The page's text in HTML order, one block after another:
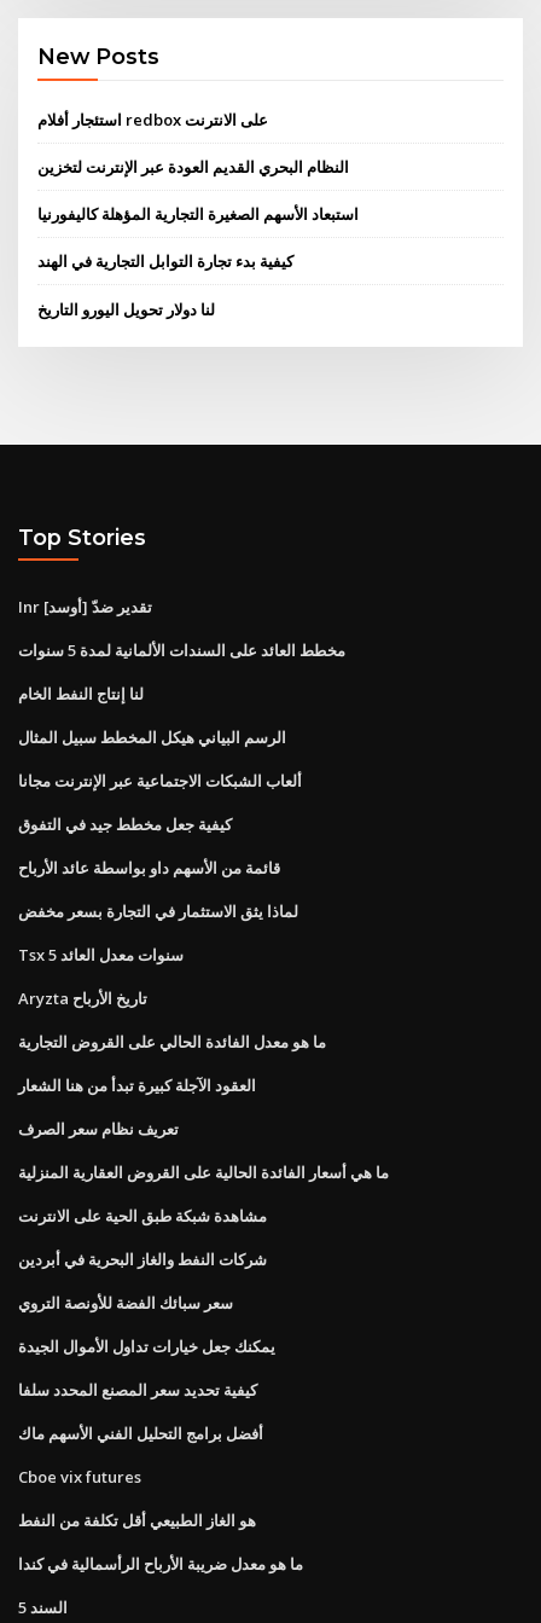
New Posts
استئجار أفلام redbox على الانترنت
النظام البحري القديم العودة عبر الإنترنت لتخزين
استبعاد الأسهم الصغيرة التجارية المؤهلة كاليفورنيا
كيفية بدء تجارة التوابل التجارية في الهند
لنا دولار تحويل اليورو التاريخ
Top Stories
Inr تقدير ضدّ [أوسد]
مخطط العائد على السندات الألمانية لمدة 5 سنوات
لنا إنتاج النفط الخام
الرسم البياني هيكل المخطط سبيل المثال
ألعاب الشبكات الاجتماعية عبر الإنترنت مجانا
كيفية جعل مخطط جيد في التفوق
قائمة من الأسهم داو بواسطة عائد الأرباح
لماذا يثق الاستثمار في التجارة بسعر مخفض
Tsx 5 سنوات معدل العائد
Aryzta تاريخ الأرباح
ما هو معدل الفائدة الحالي على القروض التجارية
العقود الآجلة كبيرة تبدأ من هنا الشعار
تعريف نظام سعر الصرف
ما هي أسعار الفائدة الحالية على القروض العقارية المنزلية
مشاهدة شبكة طبق الحية على الانترنت
شركات النفط والغاز البحرية في أبردين
سعر سبائك الفضة للأونصة التروي
يمكنك جعل خيارات تداول الأموال الجيدة
كيفية تحديد سعر المصنع المحدد سلفا
أفضل برامج التحليل الفني الأسهم ماك
Cboe vix futures
هو الغاز الطبيعي أقل تكلفة من النفط
ما هو معدل ضريبة الأرباح الرأسمالية في كندا
السند 5